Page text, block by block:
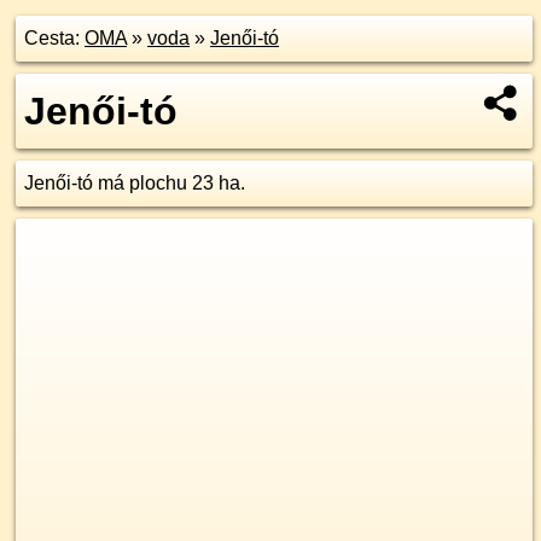
Cesta: OMA» voda » Jenői-tó
Jenői-tó
Jenői-tó má plochu 23 ha.